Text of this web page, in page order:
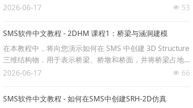
并将旧模拟结果插值到新网格作为初始水面高程。视频还
流以及 3D Structure Summary 等桥梁分析结果。
넶 53
2026-06-17
SMS软件中文教程 - 2DHM 课程1：桥梁与涵洞建模
在本教程中，将向您演示如何在 SMS 中创建 3D Structure
三维结构物，用于表示桥梁、桥墩和桥面，并将桥梁占地
网格插入现有网格中，生成适用于桥墩模拟的二维网格。
程的用户参考.
넶 66
2026-06-17
SMS软件中文教程 - 如何在SMS中创建SRH-2D仿真